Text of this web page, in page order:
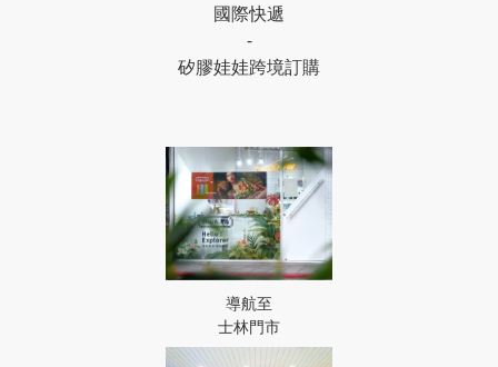
國際快遞
-
矽膠娃娃跨境訂購
導航至
士林門市